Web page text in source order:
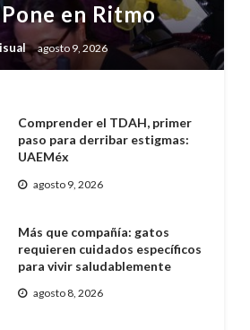
en Ritmo
agosto 9, 2026
Comprender el TDAH, primer
paso para derribar estigmas:
UAEMéx
agosto 9, 2026
Más que compañía: gatos
requieren cuidados específicos
para vivir saludablemente
agosto 8, 2026